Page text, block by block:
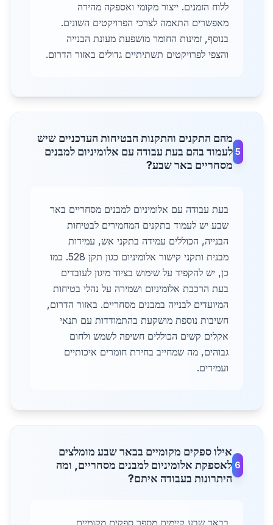
ללוח הזמנים. ייצור מקומי ואספקה מהירה
מאפשרים התאמה לצרכי הפרויקטים השונים.
בנוסף, זמינות החומר מושפעת מעונת הבנייה
והצפי לפרויקטים תשתיתיים גדולים באזור הדרום.
5
מהם התקנים והתקנות הבטיחות העדכניים שיש
לעמוד בהם בעת עבודה עם אלומיניום למבנים
מסחריים באר שבע?
בעת עבודה עם אלומיניום למבנים מסחריים באר
שבע יש לעמוד בתקנים המחמירים לבטיחות
הבנייה, הכוללים עמידה בתקני אש, עמידות
מבנית ותקני קישור אלומיניום כגון תקן 528. כמו
כן, יש להקפיד על שימוש בציוד מיגון לעובדים
בעת הרכבת אלומיניום ושמירה על נהלי בטיחות
המיועדים לבנייה במבנים מסחריים. באזור הדרום,
חשיבות נוספת מושקעת בהתמודדות עם תנאי
אקלים קשים הכוללים חשיפה לשמש ולחום
גבוהים, מה שמחייב בחירת חומרים איכותיים
ועמידים.
6
אילו ספקים מקומיים בבאר שבע מומלצים
לאספקת אלומיניום למבנים מסחריים, ומה
היתרונות בעבודה איתם?
בבאר שבע קיימים מספר ספקים מקומיים